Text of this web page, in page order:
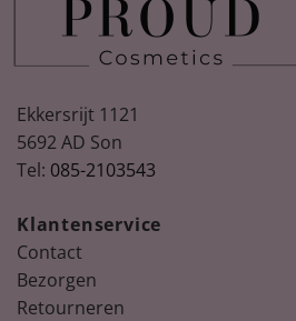
Ekkersrijt 1121
5692 AD Son
Tel: 085-2103543
Klantenservice
Contact
Bezorgen
Retourneren